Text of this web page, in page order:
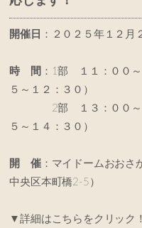
開催日 ：２０２５年１２月
時 間 ：1部 １１：００
５～１２：３０）
2部 １３：００～１
５～１４：３０）
開 催：マイドームおおさ
中央区本町橋2-5）
▼詳細はこちらをクリック